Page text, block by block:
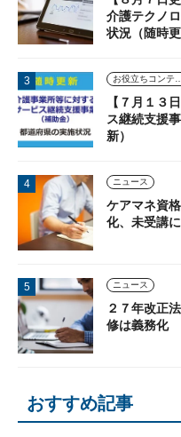
介護テクノ
状況（随時更
お役立ちコ
【７月１３
ス継続支援
新）
ニュース
ケアマネ資
化、未受講
ニュース
２７年改正
修は義務化
おすすめ記事